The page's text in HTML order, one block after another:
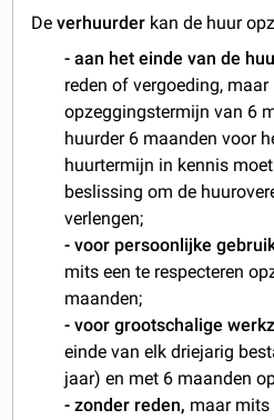
Deverhuurder kan de huur
- aan het einde van de
reden of vergoeding,
opzeggingstermijn van 6
huurder 6 maanden voor
huurtermijn in kennis
beslissing om de
verlengen;
- voor persoonlijke
mits een te respecteren
maanden;
- voor grootschalige
einde van elk driejarig
jaar) en met 6 maanden
- zonder reden, maar mits